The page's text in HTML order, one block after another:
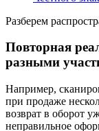
Разберем
Повторная
разными
Например,
при продаже
возврат в оборот
неправильное